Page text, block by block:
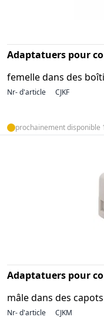
Adaptatuers pour
femelle dans des
Nr- d'article CJKF
prochainement disponible
Adaptatuers pour
mâle dans des capots
Nr- d'article CJKM